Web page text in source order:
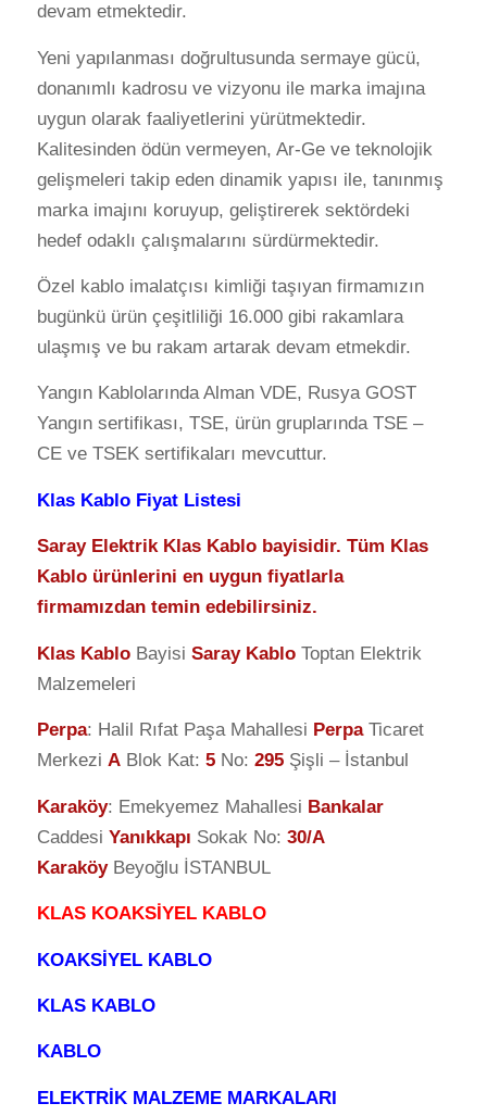
devam etmektedir.
Yeni yapılanması doğrultusunda sermaye gücü,
donanımlı kadrosu ve vizyonu ile marka imajına
uygun olarak faaliyetlerini yürütmektedir.
Kalitesinden ödün vermeyen, Ar-Ge ve teknolojik
gelişmeleri takip eden dinamik yapısı ile, tanınmış
marka imajını koruyup, geliştirerek sektördeki
hedef odaklı çalışmalarını sürdürmektedir.
Özel kablo imalatçısı kimliği taşıyan firmamızın
bugünkü ürün çeşitliliği 16.000 gibi rakamlara
ulaşmış ve bu rakam artarak devam etmekdir.
Yangın Kablolarında Alman VDE, Rusya GOST
Yangın sertifikası, TSE, ürün gruplarında TSE –
CE ve TSEK sertifikaları mevcuttur.
Klas Kablo Fiyat Listesi
Saray Elektrik Klas Kablo bayisidir. Tüm Klas
Kablo ürünlerini en uygun fiyatlarla
firmamızdan temin edebilirsiniz.
Klas Kablo Bayisi Saray KabloToptan Elektrik
Malzemeleri
Perpa: Halil Rıfat Paşa Mahallesi PerpaTicaret
Merkezi ABlok Kat: 5No: 295Şişli – İstanbul
Karaköy: Emekyemez Mahallesi Bankalar
Caddesi Yanıkkapı Sokak No: 30/A
KaraköyBeyoğlu İSTANBUL
KLAS KOAKSİYEL KABLO
KOAKSİYEL KABLO
KLAS KABLO
KABLO
ELEKTRİK MALZEME MARKALARI